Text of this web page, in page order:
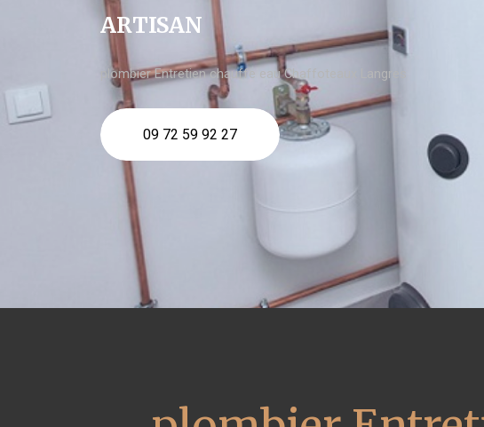
ARTISAN
plombier Entretien chauffe eau Chaffoteaux Langres
09 72 59 92 27